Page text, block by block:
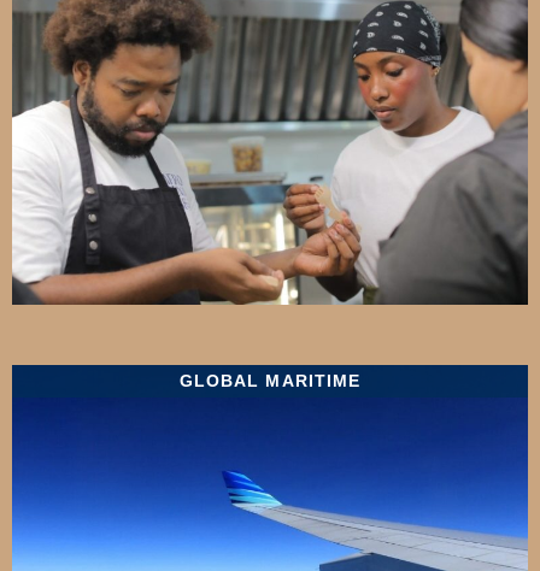
GLOBAL MARITIME